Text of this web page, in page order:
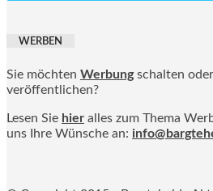
WERBEN
Sie möchten Werbung schalten
veröffentlichen?
Lesen Sie hier alles zum Thema
uns Ihre Wünsche an: